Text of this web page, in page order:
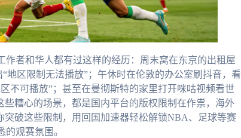
者和华人都有过这样的经历：周末窝在东京的出租屋
地区限制无法播放”；午休时在伦敦的办公室刷抖音，看
不可播放”；甚至在曼彻斯特的家里打开咪咕视频看世
糟心的场景，都是国内平台的版权限制在作祟，海外
破这些限制，用回国加速器轻松解锁NBA、足球等赛
观赛氛围。